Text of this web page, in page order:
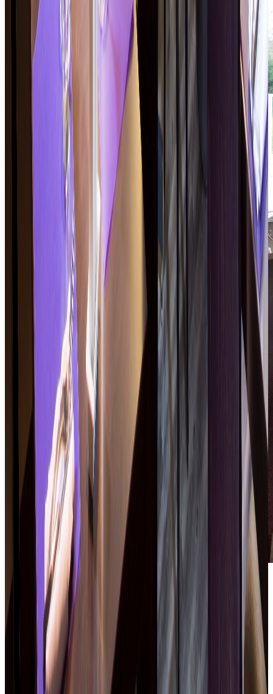
Il ristorante degli appuntamenti
professionali
Pranzi d'affari rapidi e di qualità
Pasti di gruppo, équipe · tavoli riservati
Cocktail, networking · cene di seminario